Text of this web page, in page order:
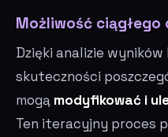
Możliwość ciągłego
Dzięki analizie wyników
skuteczności
mogą modyfikować i
Ten iteracyjny proces